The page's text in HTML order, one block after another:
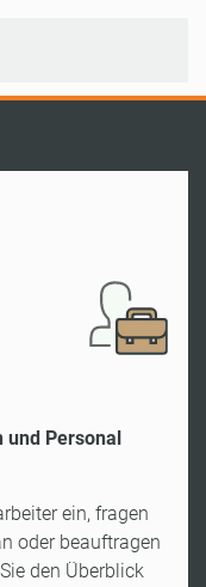
und Personal
ein, fragen
oder beauftragen
den Überblick